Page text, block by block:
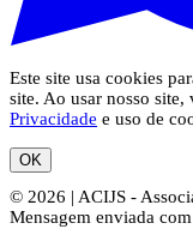
Este site usa cookies
site. Ao usar nosso site,
Privacidade e uso de
OK
© 2026 | ACIJS -
Mensagem enviada